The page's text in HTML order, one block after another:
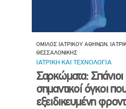
ΟΜΙΛΟΣ ΙΑΤΡΙΚΟΥ ΑΘΗΝΩΝ,
ΘΕΣΣΑΛΟΝΙΚΗΣ
ΙΑΤΡΙΚΗ ΚΑΙ ΤΕΧΝΟΛΟΓΙΑ
Σαρκώματα: Σπάνιοι
σημαντικοί όγκοι
εξειδικευμένη